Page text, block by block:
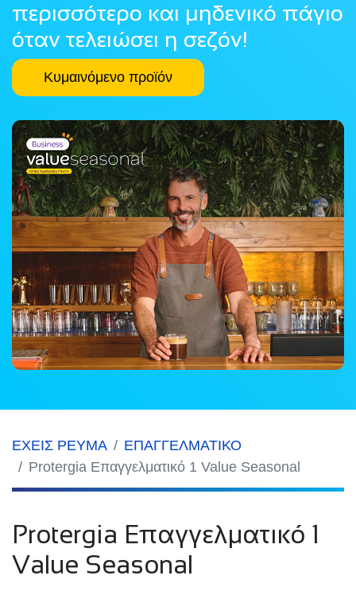
περισσότερο και μηδενικό πάγιο
όταν τελειώσει η σεζόν!
Κυμαινόμενο προϊόν
ΕΧΕΙΣ ΡΕΥΜΑ
ΕΠΑΓΓΕΛΜΑΤΙΚΟ
Protergia Επαγγελματικό 1 Value Seasonal
Protergia Επαγγελματικό 1
Value Seasonal